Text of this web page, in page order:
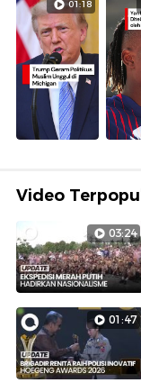
01:18
Video
03:24
01:47